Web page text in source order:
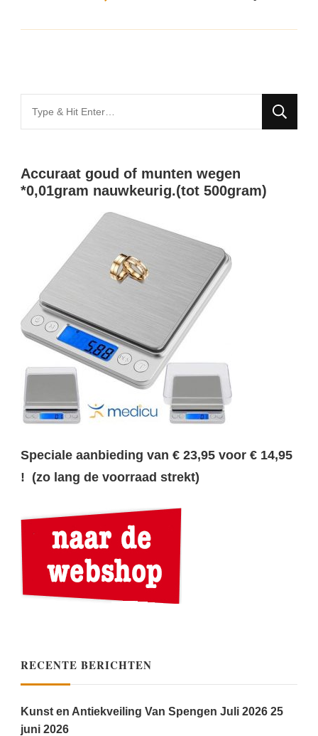
for
Accuraat goud of munten wegen
*0,01gram nauwkeurig.(tot 500gram)
Speciale aanbieding van € 23,95 voor € 14,95
! (zo lang de voorraad strekt)
RECENTE BERICHTEN
Kunst en Antiekveiling Van Spengen Juli 2026 25
juni 2026